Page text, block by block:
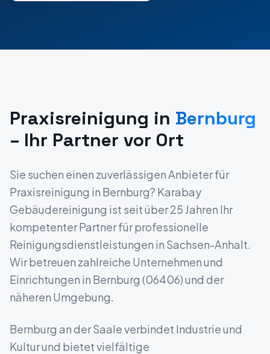
Praxisreinigung in Bernburg
– Ihr Partner vor Ort
Sie suchen einen zuverlässigen Anbieter für
Praxisreinigung in Bernburg? Karabay
Gebäudereinigung ist seit über 25 Jahren Ihr
kompetenter Partner für professionelle
Reinigungsdienstleistungen in Sachsen-Anhalt.
Wir betreuen zahlreiche Unternehmen und
Einrichtungen in Bernburg (06406) und der
näheren Umgebung.
Bernburg an der Saale verbindet Industrie und
Kultur und bietet vielfältige